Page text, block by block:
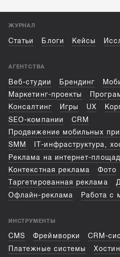
ЖУРНАЛ
Статьи Блоги Кейсы
АГЕНТСТВА
Веб-студии Брендинг
Маркетинг-проекты
Консалтинг
Игры UX
SEO-компании
CRM
Продвижение мобильных
SMM
IT-инфраструктура,
Реклама на интернет-
Контекстная реклама
Фото
Таргетированная реклама
Офлайн-реклама
Работа с
ИНСТРУМЕНТЫ
CMS Фреймворки
CRM-
Платежные системы